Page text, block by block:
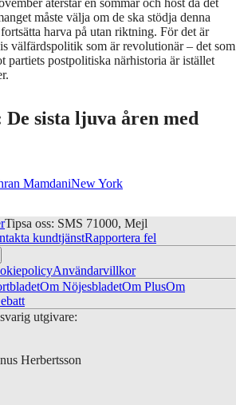
återstår en sommar och höst då det
måste välja om de ska stödja denna
harva på utan riktning. För det är
välfärdspolitik som är revolutionär – det som
partiets postpolitiska närhistoria är istället
sista ljuva åren med
MamdaniNew York
Tipsa oss: SMS 71000, Mejl
kundtjänstRapportera fel
Användarvillkor
Om NöjesbladetOm PlusOm
utgivare:
Herbertsson